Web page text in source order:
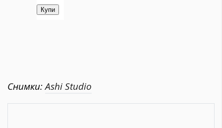
Снимки:Ashi Studio